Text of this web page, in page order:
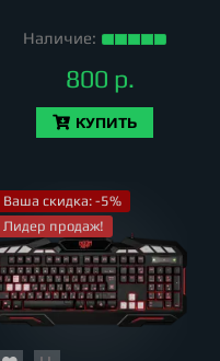
Наличие:
800 р.
КУПИТЬ
Ваша скидка: -5%
Лидер продаж!